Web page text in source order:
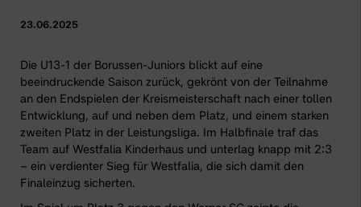
23.06.2025
Die U13-1 der Borussen-Juniors blickt auf eine
beeindruckende Saison zurück, gekrönt von der Teilnahme
an den Endspielen der Kreismeisterschaft nach einer tollen
Entwicklung, auf und neben dem Platz, und einem starken
zweiten Platz in der Leistungsliga. Im Halbfinale traf das
Team auf Westfalia Kinderhaus und unterlag knapp mit 2:3
– ein verdienter Sieg für Westfalia, die sich damit den
Finaleinzug sicherten.